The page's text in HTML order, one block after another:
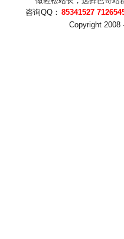
咨询QQ：
Copyright 2008